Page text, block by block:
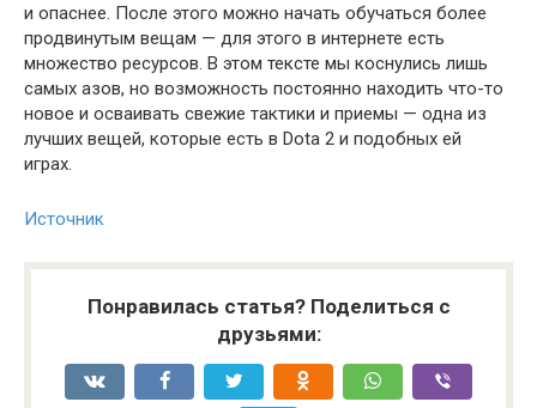
и опаснее. После этого можно начать обучаться более
продвинутым вещам — для этого в интернете есть
множество ресурсов. В этом тексте мы коснулись лишь
самых азов, но возможность постоянно находить что-то
новое и осваивать свежие тактики и приемы — одна из
лучших вещей, которые есть в Dota 2 и подобных ей
играх.
Источник
Понравилась статья? Поделиться с
друзьями: